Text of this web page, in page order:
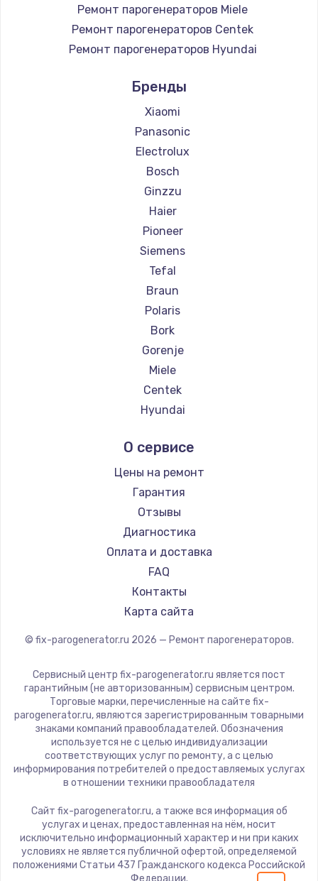
Заказать
Замена вебкамеры
Заказать
Установка драйверов
350 руб.
Заказать
Замена жесткого диска
500 руб.
Заказать
Ремонт цепей питания
Заказать
1500 руб.
1100 руб.
Заказать
700 руб.
Заказать
Заказать
Замена оперативной памяти
300 руб.
Заказать
Замена микрофона
550 руб.
Заказать
Замена звуковой карты
Ремонт парогенераторов Miele
Ремонт парогенераторов Centek
Ремонт парогенераторов Hyundai
Ремонт парогенераторов DELTA
Ремонт парогенераторов Silter
Ремонт парогенераторов Chayka
Ремонт парогенераторов Beko
Ремонт парогенераторов Vivitek
Ремонт парогенераторов RED solution
Бренды
Xiaomi
Panasonic
Electrolux
Bosch
Ginzzu
Haier
Pioneer
Siemens
Tefal
Braun
Polaris
Bork
Gorenje
Miele
Centek
Hyundai
DELTA
Silter
Chayka
Beko
Vivitek
RED solution
О сервисе
Цены на ремонт
Гарантия
Отзывы
Диагностика
Оплата и доставка
FAQ
Контакты
Карта сайта
© fix-parogenerator.ru 2026 — Ремонт парогенераторов.
Сервисный центр fix-parogenerator.ru является пост
гарантийным (не авторизованным) сервисным центром.
Торговые марки, перечисленные на сайте fix-
parogenerator.ru, являются зарегистрированным товарными
знаками компаний правообладателей. Обозначения
используется не с целью индивидуализации
соответствующих услуг по ремонту, а с целью
информирования потребителей о предоставляемых услугах
в отношении техники правообладателя
Сайт fix-parogenerator.ru, а также вся информация об
услугах и ценах, предоставленная на нём, носит
исключительно информационный характер и ни при каких
условиях не является публичной офертой, определяемой
положениями Статьи 437 Гражданского кодекса Российской
Федерации.